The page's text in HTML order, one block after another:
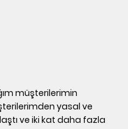
müşterilerimin
yasal ve
ve iki kat daha fazla